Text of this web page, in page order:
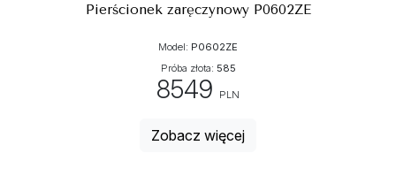
Pierścionek zaręczynowy P0602ZE
Model: P0602ZE
Próba złota: 585
8549 PLN
Zobacz więcej